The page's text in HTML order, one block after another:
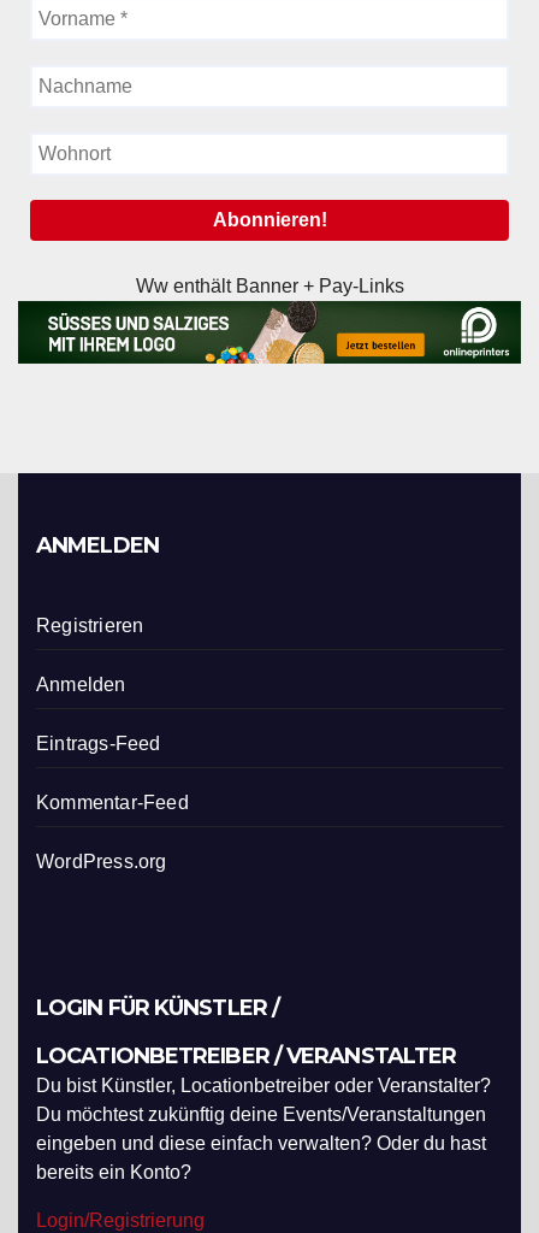
Ww enthält Banner + Pay-Links
ANMELDEN
Registrieren
Anmelden
Eintrags-Feed
Kommentar-Feed
WordPress.org
LOGIN FÜR KÜNSTLER /
LOCATIONBETREIBER / VERANSTALTER
Du bist Künstler, Locationbetreiber oder Veranstalter?
Du möchtest zukünftig deine Events/Veranstaltungen
eingeben und diese einfach verwalten? Oder du hast
bereits ein Konto?
Login/Registrierung